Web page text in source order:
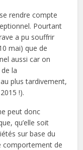
rendre compte
Pourtant
a pu souffrir
mai) que de
aussi car on
la
plus tardivement,
!).
peut donc
qu’elle soit
sur base du
comportement de